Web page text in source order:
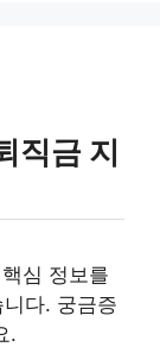
직금 지
심 정보를
다. 궁금증
.